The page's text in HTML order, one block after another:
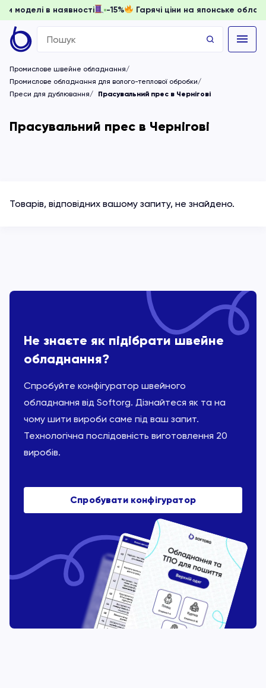
моделі в наявності -15% Гарячі ціни на японське
Search
for:
Промислове швейне обладнання
Промислове обладнання для волого-теплової обробки
Преси для дублювання
Прасувальний прес в Чернігові
Прасувальний прес в Чернігові
Товарів, відповідних вашому запиту, не знайдено.
Не знаєте як підібрати швейне
обладнання?
Спробуйте конфігуратор швейного
обладнання від Softorg. Дізнайтеся як та на
чому шити вироби саме під ваш запит.
Технологічна послідовність виготовлення 20
виробів.
Спробувати конфігуратор